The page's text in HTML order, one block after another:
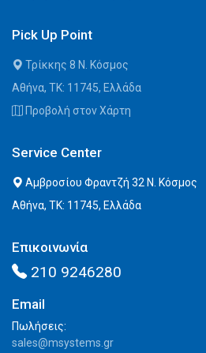
Pick Up Point
Τρίκκης 8 Ν. Κόσμος
Αθήνα, ΤΚ: 11745, Ελλάδα
Προβολή στον Χάρτη
Service Center
Αμβροσίου Φραντζή 32 Ν. Κόσμος
Αθήνα, ΤΚ: 11745, Ελλάδα
Επικοινωνία
210 9246280
Email
Πωλήσεις:
sales@msystems.gr